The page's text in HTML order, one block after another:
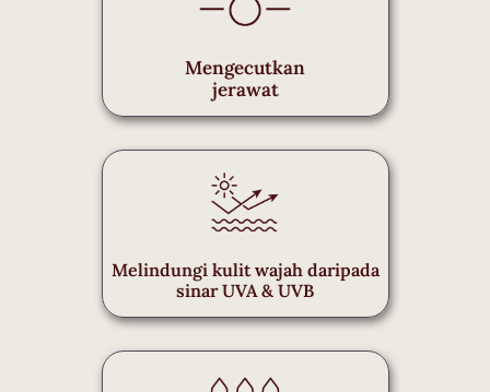
Mengecutkan
jerawat
Melindungi kulit wajah daripada
sinar UVA & UVB